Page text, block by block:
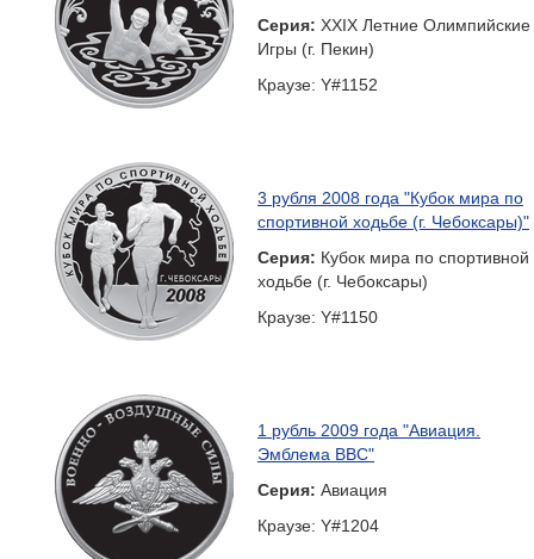
Серия: XXIX Летние Олимпийские
Игры (г. Пекин)
Краузе: Y#1152
3 рубля 2008 года "Кубок мира по
спортивной ходьбе (г. Чебоксары)"
Серия: Кубок мира по спортивной
ходьбе (г. Чебоксары)
Краузе: Y#1150
1 рубль 2009 года "Авиация.
Эмблема ВВС"
Серия: Авиация
Краузе: Y#1204